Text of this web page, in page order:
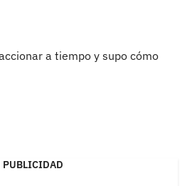
a tiempo y supo cómo
PUBLICIDAD